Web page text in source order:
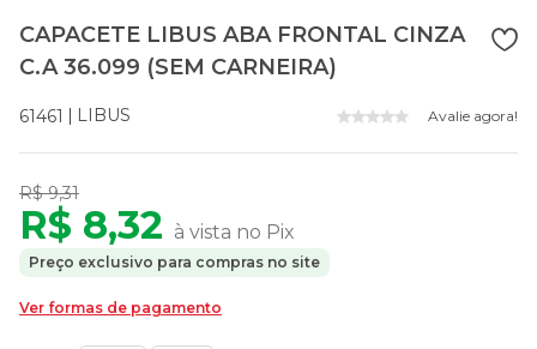
CAPACETE LIBUS ABA FRONTAL CINZA
C.A 36.099 (SEM CARNEIRA)
61461 LIBUS Avalie agora!
R$ 9,31
R$ 8,32 à vista no Pix
Preço exclusivo para compras no site
Ver formas de pagamento